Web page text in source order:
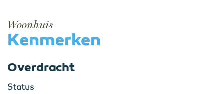
Woonhuis
Kenmerken
Overdracht
Status